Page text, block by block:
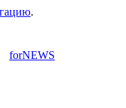
.
forNEWS